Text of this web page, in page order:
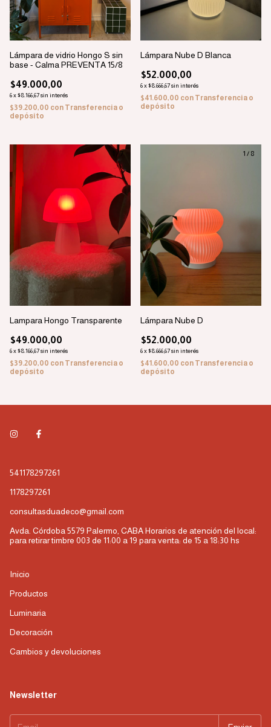
Lámpara de vidrio Hongo S sin
base - Calma PREVENTA 15/8
$49.000,00
6x$8.166,67sin interés
$39.200,00 con Transferencia o
depósito
Lámpara Nube D Blanca
$52.000,00
6x$8.666,67sin interés
$41.600,00 con Transferencia o
depósito
/7
Lampara Hongo Transparente
$49.000,00
6x$8.166,67sin interés
$39.200,00 con Transferencia o
depósito
1 / 8
Lámpara Nube D
$52.000,00
6x$8.666,67sin interés
$41.600,00 con Transferencia o
depósito
541178297261
1178297261
consultasduadeco@gmail.com
Avda. Córdoba 5579 Palermo, CABA Horarios de atención del local:
para retirar timbre 003 de 11:00 a 19 para venta: de 15 a 18:30 hs
Inicio
Productos
Luminaria
Decoración
Cambios y devoluciones
Newsletter